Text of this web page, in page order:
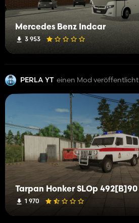
Mercedes Benz Indcar
3 953
PERLA YT einen Mod veröffentlicht
Tarpan Honker SLOp 492[B]90
1 970